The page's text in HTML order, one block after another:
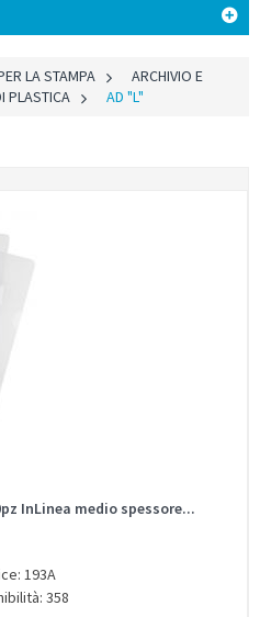
LA STAMPA >
ARCHIVIO E
PLASTICA > AD "L"
InLinea medio spessore...
193A
358